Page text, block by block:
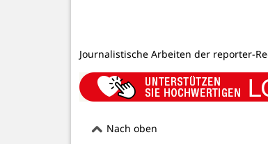
Journalistische Arbeiten der reporter-
Nach oben